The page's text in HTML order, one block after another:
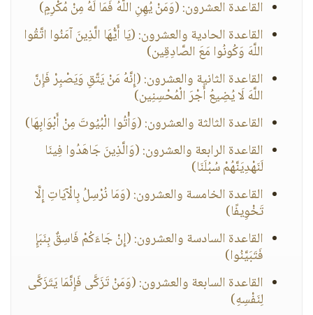
القاعدة العشرون: (وَمَنْ يُهِنِ اللَّهُ فَمَا لَهُ مِنْ مُكْرِمٍ)
القاعدة الحادية والعشرون: (يَا أَيُّهَا الَّذِينَ آمَنُوا اتَّقُوا
اللَّهَ وَكُونُوا مَعَ الصَّادِقِين)
القاعدة الثانية والعشرون: (إِنَّهُ مَنْ يَتَّقِ وَيَصْبِرْ فَإِنَّ
اللَّهَ لَا يُضِيعُ أَجْرَ الْمُحْسِنِين)
القاعدة الثالثة والعشرون: (وَأْتُوا الْبُيُوتَ مِنْ أَبْوَابِهَا)
القاعدة الرابعة والعشرون: (وَالَّذِينَ جَاهَدُوا فِينَا
لَنَهْدِيَنَّهُمْ سُبُلَنَا)
القاعدة الخامسة والعشرون: (وَمَا نُرْسِلُ بِالْآيَاتِ إِلَّا
تَخْوِيفًا)
القاعدة السادسة والعشرون: (إِنْ جَاءَكُمْ فَاسِقٌ بِنَبَإٍ
فَتَبَيَّنُوا)
القاعدة السابعة والعشرون: (وَمَنْ تَزَكَّى فَإِنَّمَا يَتَزَكَّى
لِنَفْسِهِ)